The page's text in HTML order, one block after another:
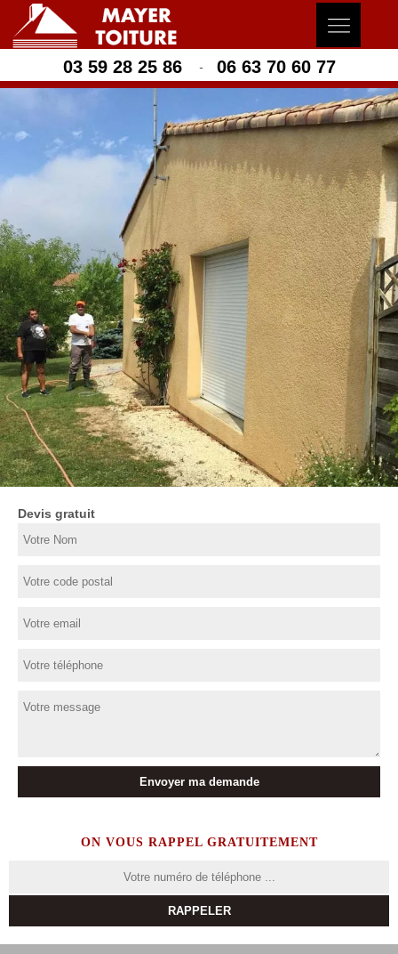
03 59 28 25 86 - 06 63 70 60 77
Devis gratuit
ON VOUS RAPPEL GRATUITEMENT